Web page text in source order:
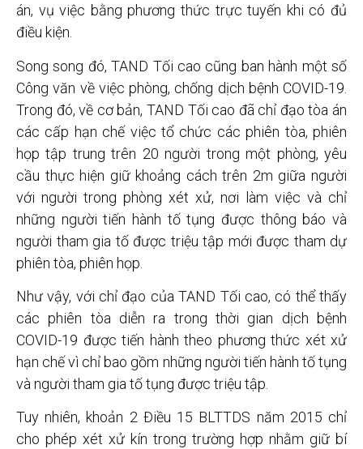
án, vụ việc bằng phương thức trực tuyến khi có đủ
điều kiện.
Song song đó, TAND Tối cao cũng ban hành một số
Công văn về việc phòng, chống dịch bệnh COVID-19.
Trong đó, về cơ bản, TAND Tối cao đã chỉ đạo tòa án
các cấp hạn chế việc tổ chức các phiên tòa, phiên
họp tập trung trên 20 người trong một phòng, yêu
cầu thực hiện giữ khoảng cách trên 2m giữa người
với người trong phòng xét xử, nơi làm việc và chỉ
những người tiến hành tố tụng được thông báo và
người tham gia tố được triệu tập mới được tham dự
phiên tòa, phiên họp.
Như vậy, với chỉ đạo của TAND Tối cao, có thể thấy
các phiên tòa diễn ra trong thời gian dịch bệnh
COVID-19 được tiến hành theo phương thức xét xử
hạn chế vì chỉ bao gồm những người tiến hành tố tụng
và người tham gia tố tụng được triệu tập.
Tuy nhiên, khoản 2 Điều 15 BLTTDS năm 2015 chỉ
cho phép xét xử kín trong trường hợp nhằm giữ bí